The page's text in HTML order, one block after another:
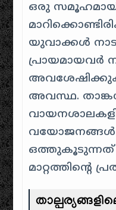
ഒരു സമൂഹമായി
യുവാക്കൾ
പ്രായമായവർ
അവസ്ഥ.
വയോജനങ്ങൾ
ഒത്തുകൂടുന്നത്
മാറ്റത്തിന്റെ